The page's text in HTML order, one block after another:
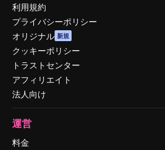
利用規約
プライバシーポリシー
オリジナル 新規
クッキーポリシー
トラストセンター
アフィリエイト
法人向け
運営
料金